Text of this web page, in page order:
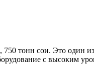
750 тонн сои. Это один
с высоким